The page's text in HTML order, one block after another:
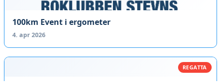
100km Event i ergometer
4. apr 2026
REGATTA